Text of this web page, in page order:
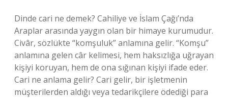
Dinde cari ne demek? Cahiliye ve İslam Çağı’nda
Araplar arasında yaygın olan bir himaye kurumudur.
Civâr, sözlükte “komşuluk” anlamına gelir. “Komşu”
anlamına gelen câr kelimesi, hem haksızlığa uğrayan
kişiyi koruyan, hem de ona sığınan kişiyi ifade eder.
Cari ne anlama gelir? Cari gelir, bir işletmenin
müşterilerden aldığı veya tedarikçilere ödediği para